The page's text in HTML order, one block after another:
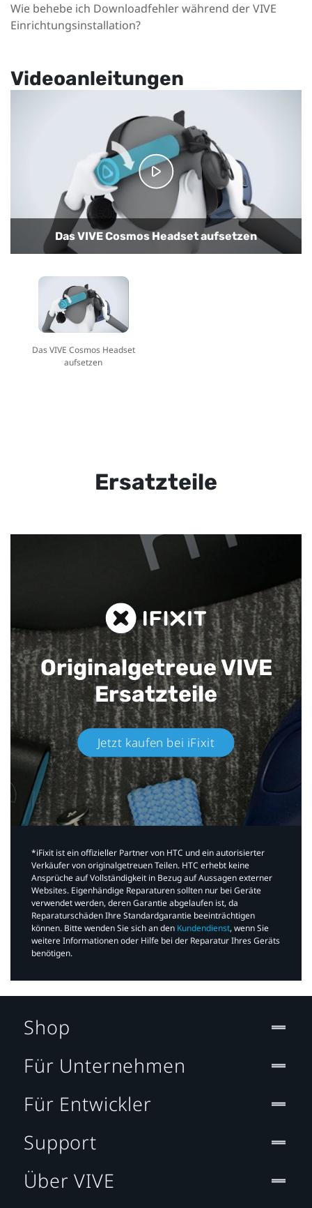
Wie behebe ich Downloadfehler während der VIVE
Einrichtungsinstallation?
Videoanleitungen
Das VIVE Cosmos Headset aufsetzen
Das VIVE Cosmos Headset
aufsetzen
Ersatzteile
Originalgetreue VIVE
Ersatzteile
Jetzt kaufen bei iFixit​
*iFixit ist ein offizieller Partner von HTC und ein autorisierter
Verkäufer von originalgetreuen Teilen. HTC erhebt keine
Ansprüche auf Vollständigkeit in Bezug auf Aussagen externer
Websites. Eigenhändige Reparaturen sollten nur bei Geräte
verwendet werden, deren Garantie abgelaufen ist, da
Reparaturschäden Ihre Standardgarantie beeinträchtigen
können. Bitte wenden Sie sich an den Kundendienst, wenn Sie
weitere Informationen oder Hilfe bei der Reparatur Ihres Geräts
benötigen.​
Shop
Für Unternehmen
Für Entwickler
Support
Über VIVE